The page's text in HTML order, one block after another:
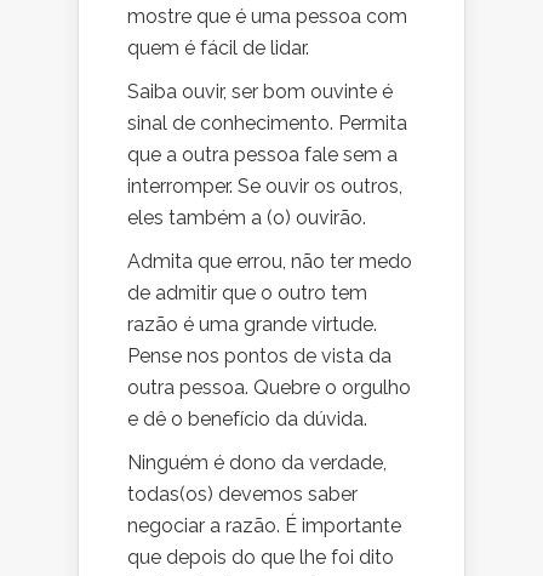
mostre que é uma pessoa com
quem é fácil de lidar.
Saiba ouvir, ser bom ouvinte é
sinal de conhecimento. Permita
que a outra pessoa fale sem a
interromper. Se ouvir os outros,
eles também a (o) ouvirão.
Admita que errou, não ter medo
de admitir que o outro tem
razão é uma grande virtude.
Pense nos pontos de vista da
outra pessoa. Quebre o orgulho
e dê o benefício da dúvida.
Ninguém é dono da verdade,
todas(os) devemos saber
negociar a razão. É importante
que depois do que lhe foi dito